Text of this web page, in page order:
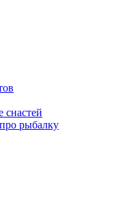
снастей
рыбалку